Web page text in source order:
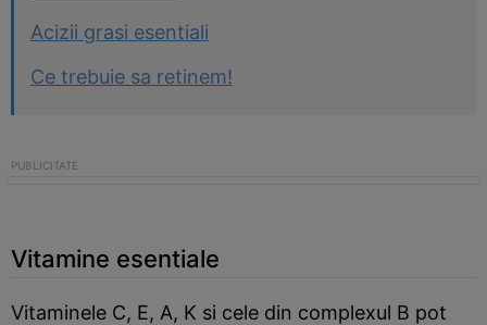
Acizii grasi esentiali
Ce trebuie sa retinem!
Vitamine esentiale
Vitaminele C, E, A, K si cele din complexul B pot